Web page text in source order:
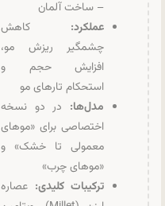
– ساخت آلمان
عملکرد: کاهش
چشمگیر ریزش مو،
افزایش حجم و
استحکام تارهای مو
مدل‌ها: در دو نسخه
اختصاصی برای «موهای
معمولی تا خشک» و
«موهای چرب»
ترکیبات کلیدی: عصاره